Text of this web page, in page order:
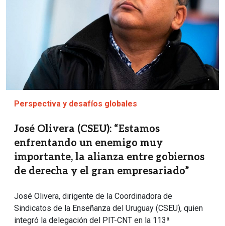
Perspectiva y desafíos globales
José Olivera (CSEU): “Estamos
enfrentando un enemigo muy
importante, la alianza entre gobiernos
de derecha y el gran empresariado”
José Olivera, dirigente de la Coordinadora de
Sindicatos de la Enseñanza del Uruguay (CSEU), quien
integró la delegación del PIT-CNT en la 113ª